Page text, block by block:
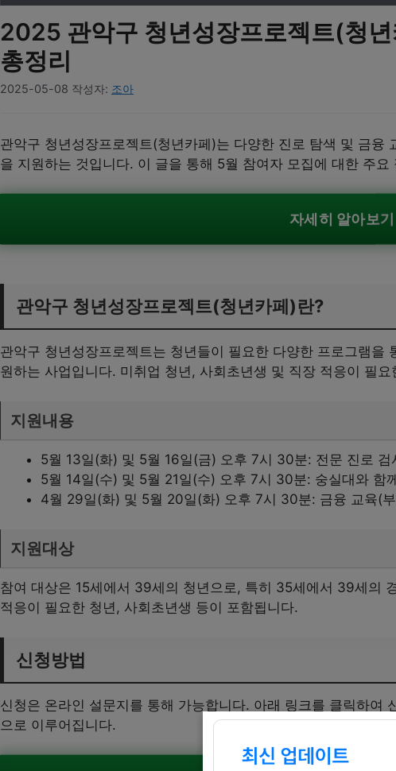
2025 관악구 청년성장프로젝트(청
총정리
2025-05-08 작성자: 조아
관악구 청년성장프로젝트(청년카페)는 다양한 진로 탐색 및 금융
을 지원하는 것입니다. 이 글을 통해 5월 참여자 모집에 대한 주
자세히 알아보기
관악구 청년성장프로젝트(청년카페)란?
관악구 청년성장프로젝트는 청년들이 필요한 다양한 프로그램을
원하는 사업입니다. 미취업 청년, 사회초년생 및 직장 적응이 필
지원내용
5월 13일(화) 및 5월 16일(금) 오후 7시 30분: 전문 진로 검
5월 14일(수) 및 5월 21일(수) 오후 7시 30분: 숭실대와 함
4월 29일(화) 및 5월 20일(화) 오후 7시 30분: 금융 교육(
지원대상
참여 대상은 15세에서 39세의 청년으로, 특히 35세에서 39세의
적응이 필요한 청년, 사회초년생 등이 포함됩니다.
신청방법
신청은 온라인 설문지를 통해 가능합니다. 아래 링크를 클릭하여
으로 이루어집니다.